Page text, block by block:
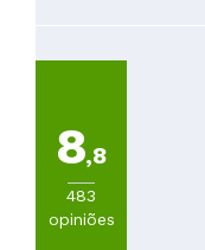
8,8
483
opiniões